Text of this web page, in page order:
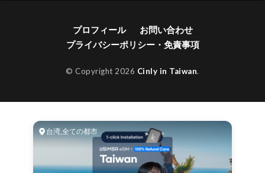
プロフィール
お問い合わせ
プライバシーポリシー・免責事項
© Copyright 2026 Cinly in Taiwan.